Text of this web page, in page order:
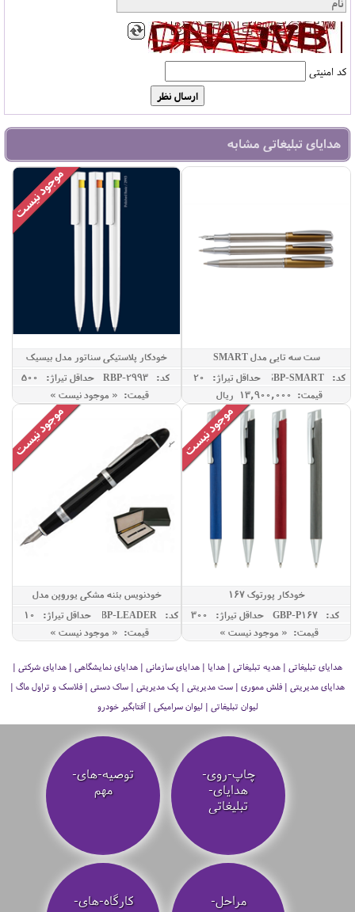
کد امنیتی
هدایای تبلیغاتی مشابه
ست سه تایی مدل SMART
کد: GBP-SMART
حداقل تيراژ: 20
قیمت: 13,900,000 ريال
خودکار پلاستیکی سناتور مدل بیسیک
کد: RBP-2993
حداقل تيراژ: 500
قیمت: « موجود نیست »
خودکار پورتوک 167
کد: GBP-P167
حداقل تيراژ: 300
قیمت: « موجود نیست »
خودنویس بئنه مشکی یوروپن مدل
LEADER
کد: GBP-LEADER
حداقل تيراژ: 10
قیمت: « موجود نیست »
هدایای تبلیغاتی | هدیه تبلیغاتی | هدایا | هدایای سازمانی | هدایای نمایشگاهی | هدایای شرکتی |
هدایای مدیریتی | فلش مموری | ست مدیریتی | پک مدیریتی | ساک دستی | فلاسک و تراول ماگ |
لیوان تبلیغاتی | لیوان سرامیکی | آفتابگیر خودرو
چاپ-روی-
هدایای-
تبلیغاتی
توصیه‌-های-
مهم
مراحل-
کارگاه-های-